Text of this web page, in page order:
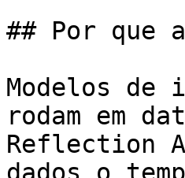
## Por que
Modelos
rodam em
Reflection